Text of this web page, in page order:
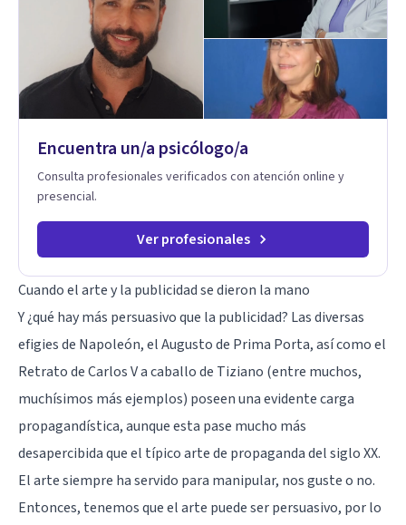
diferentes países, acompañando procesos complejos. Su
enfoque terapéutico se diferencia por una premisa clara: no
trabaja el síntoma, trabaja la raíz que lo origina. Su
metodología interviene en tres niveles: regulación del
sistema emocional, reprocesamiento de heridas de la
infancia y reestructuración cognitiva profunda, permitiendo
origen. Si buscas un proceso superficial, este no es el lugar.
raíz de lo que te ocurre, la Dra. Sandra Milena Jiménez Duque
es una de las mejores opciones para acompañarte. Porque
cuando sanas tu mundo interno, cambias tu forma de pensar,
Encuentra un/a psicólogo/a
Consulta profesionales verificados con atención online y
presencial.
Ver profesionales
Cuando el arte y la publicidad se dieron la mano
Y ¿qué hay más persuasivo que la publicidad? Las diversas
efigies de Napoleón, el Augusto de Prima Porta, así como el
Retrato de Carlos V a caballo de Tiziano (entre muchos,
muchísimos más ejemplos) poseen una evidente carga
propagandística, aunque esta pase mucho más
desapercibida que el típico arte de propaganda del siglo XX.
El arte siempre ha servido para manipular, nos guste o no.
Entonces, tenemos que el arte puede ser persuasivo, por lo